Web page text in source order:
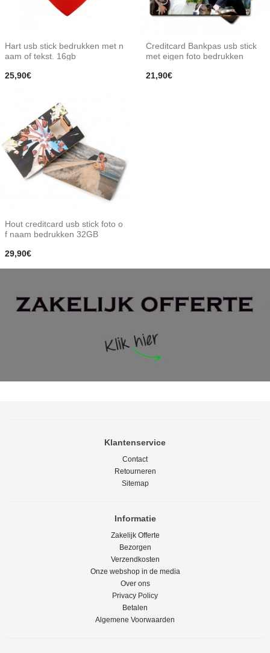
Hart usb stick bedrukken met n
aam of tekst. 16gb
25,90€
Creditcard Bankpas usb stick
met eigen foto bedrukken
21,90€
Hout creditcard usb stick foto o
f naam bedrukken 32GB
29,90€
Klantenservice
Contact
Retourneren
Sitemap
Informatie
Zakelijk Offerte
Bezorgen
Verzendkosten
Onze webshop in de media
Over ons
Privacy Policy
Betalen
Algemene Voorwaarden